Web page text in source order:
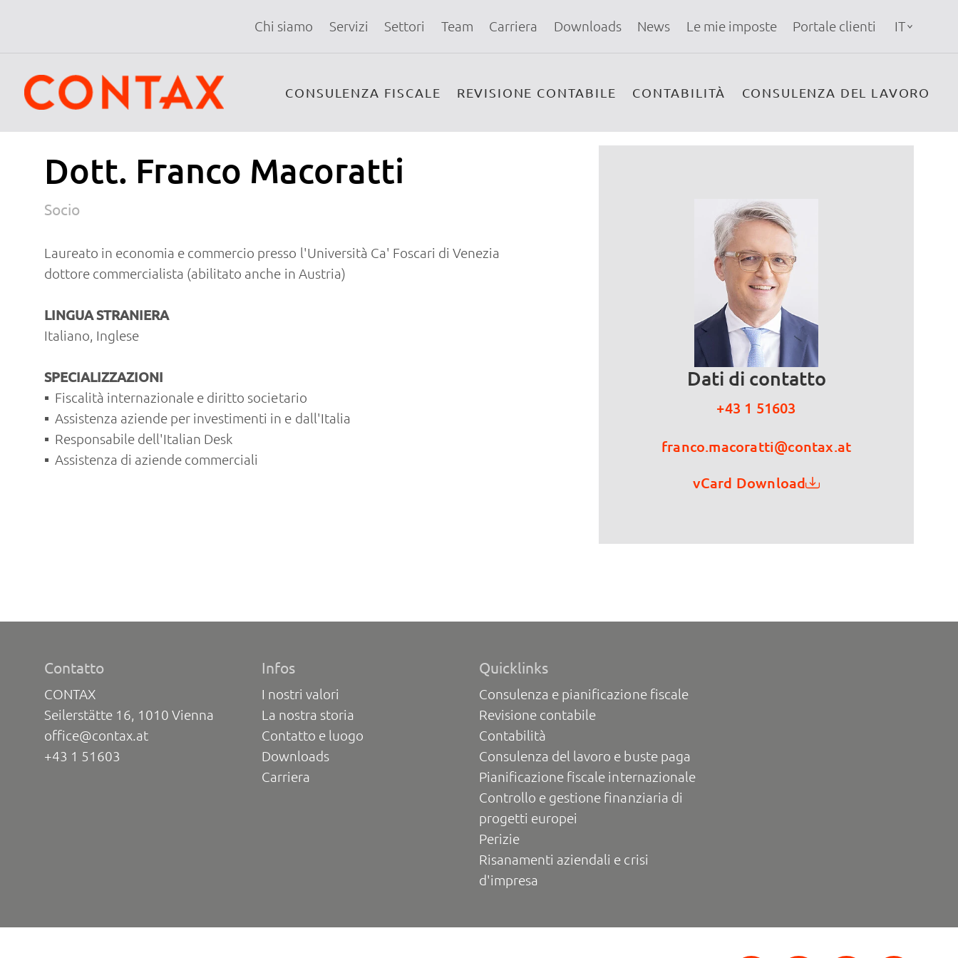
Chi siamo Servizi Settori Team Carriera Downloads News Le mie imposte Portale clienti IT
CONSULENZA FISCALE REVISIONE CONTABILE CONTABILITÀ CONSULENZA DEL LAVORO
Dott. Franco Macoratti
Socio
Laureato in economia e commercio presso l'Università Ca' Foscari di Venezia
dottore commercialista (abilitato anche in Austria)
LINGUA STRANIERA
Italiano, Inglese
SPECIALIZZAZIONI
Fiscalità internazionale e diritto societario
Assistenza aziende per investimenti in e dall'Italia
Responsabile dell'Italian Desk
Assistenza di aziende commerciali
Dati di contatto
+43 1 51603
franco.macoratti@contax.at
vCard Download
Contatto
CONTAX
Seilerstätte 16, 1010 Vienna
office@contax.at
+43 1 51603
Infos
I nostri valori
La nostra storia
Contatto e luogo
Downloads
Carriera
Quicklinks
Consulenza e pianificazione fiscale
Revisione contabile
Contabilità
Consulenza del lavoro e buste paga
Pianificazione fiscale internazionale
Controllo e gestione finanziaria di
progetti europei
Perizie
Risanamenti aziendali e crisi
d'impresa